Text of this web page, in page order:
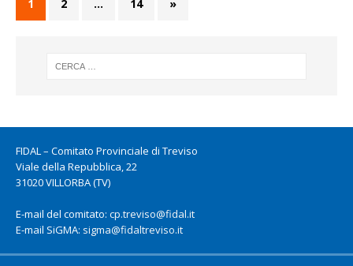
1 2 … 14 »
FIDAL – Comitato Provinciale di Treviso
Viale della Repubblica, 22
31020 VILLORBA (TV)
E-mail del comitato: cp.treviso@fidal.it
E-mail SiGMA: sigma@fidaltreviso.it